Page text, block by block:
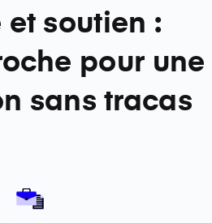
soutien :
pour une
sans tracas